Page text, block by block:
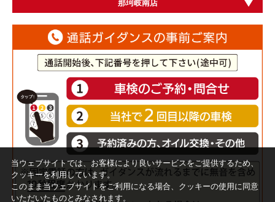
那珂岐南店
当ウェブサイトでは、お客様により良いサービスをご提供するため、
クッキーを利用しています。
このまま当ウェブサイトをご利用になる場合、クッキーの使用に同意
いただいたものとみなされます。